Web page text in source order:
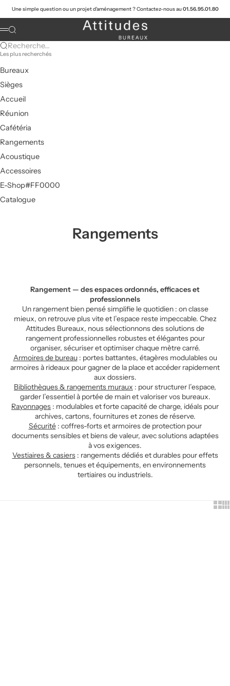
Une simple question ou un projet d'aménagement ? Contactez-nous au01.56.95.01.80
Attitudes Bureaux
Menu
Recherche
Recherche...
Les plus recherchés
Bureaux
Sièges
Accueil
Réunion
Cafétéria
Rangements
Acoustique
Accessoires
E-Shop#FF0000
Catalogue
Rangements
Rangement — des espaces ordonnés, efficaces et
professionnels
Un rangement bien pensé simplifie le quotidien : on classe
mieux, on retrouve plus vite et l’espace reste impeccable. Chez
Attitudes Bureaux, nous sélectionnons des solutions de
rangement professionnelles robustes et élégantes pour
organiser, sécuriser et optimiser chaque mètre carré.
Armoires de bureau: portes battantes, étagères modulables ou
armoires à rideaux pour gagner de la place et accéder rapidement
aux dossiers.
Bibliothèques & rangements muraux : pour structurer l’espace,
garder l’essentiel à portée de main et valoriser vos bureaux.
Rayonnages : modulables et forte capacité de charge, idéals pour
archives, cartons, fournitures et zones de réserve.
Sécurité: coffres-forts et armoires de protection pour
documents sensibles et biens de valeur, avec solutions adaptées
à vos exigences.
Vestiaires & casiers: rangements dédiés et durables pour effets
personnels, tenues et équipements, en environnements
tertiaires ou industriels.